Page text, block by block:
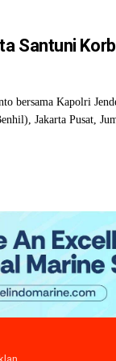
Santuni
bersama Kapolri
Jakarta Pusat,